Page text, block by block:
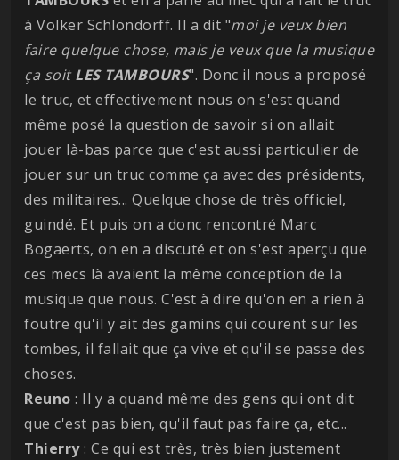
à Volker Schlöndorff. Il a dit "moi je veux bien
faire quelque chose, mais je veux que la musique
ça soitLES TAMBOURS". Donc il nous a proposé
le truc, et effectivement nous on s'est quand
même posé la question de savoir si on allait
jouer là-bas parce que c'est aussi particulier de
jouer sur un truc comme ça avec des présidents,
des militaires... Quelque chose de très officiel,
guindé. Et puis on a donc rencontré Marc
Bogaerts, on en a discuté et on s'est aperçu que
ces mecs là avaient la même conception de la
musique que nous. C'est à dire qu'on en a rien à
foutre qu'il y ait des gamins qui courent sur les
tombes, il fallait que ça vive et qu'il se passe des
choses.
Reuno : Il y a quand même des gens qui ont dit
que c'est pas bien, qu'il faut pas faire ça, etc...
Thierry: Ce qui est très, très bien justement